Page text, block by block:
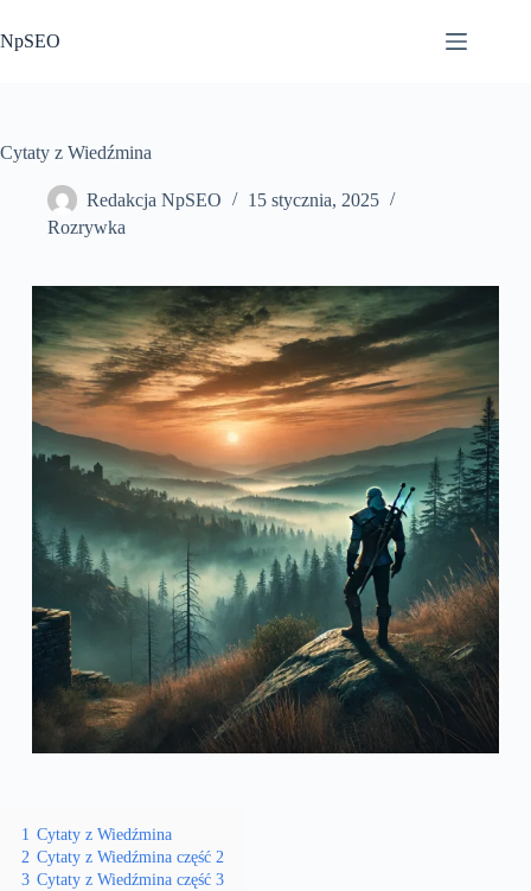
do
treści
NpSEO
Cytaty z Wiedźmina
Redakcja NpSEO
15 stycznia, 2025
Rozrywka
1 Cytaty z Wiedźmina
2 Cytaty z Wiedźmina część 2
3 Cytaty z Wiedźmina część 3